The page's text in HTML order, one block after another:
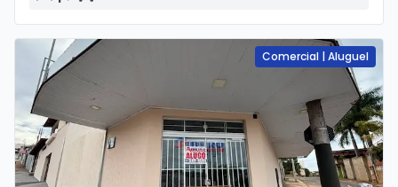
Comercial |Aluguel